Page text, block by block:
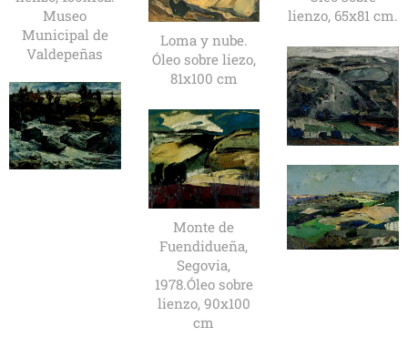
Museo
Municipal de
Valdepeñas
lienzo, 65x81 cm.
Loma y nube.
Óleo sobre liezo,
81x100 cm
Monte de
Fuendidueña,
Segovia,
1978.Óleo sobre
lienzo, 90x100
cm